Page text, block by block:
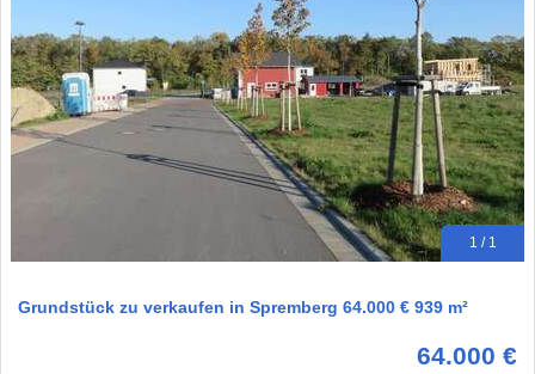
1 / 1
Grundstück zu verkaufen in Spremberg 64.000 € 939 m²
64.000 €